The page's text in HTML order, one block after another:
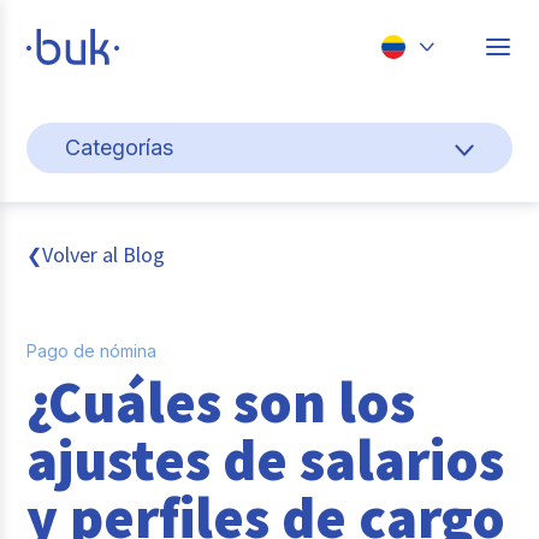
Perú
Categorías
Cultura y bienestar laboral
Gestión de personas
Pago de nómina
Buk
Transformación digital
Tendencias y Data
❮Volver al Blog
Pago de nómina
¿Cuáles son los
ajustes de salarios
y perfiles de cargo